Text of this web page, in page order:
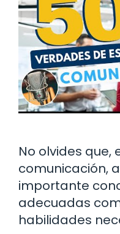
No olvides que,
comunicación,
importante
adecuadas
habilidades